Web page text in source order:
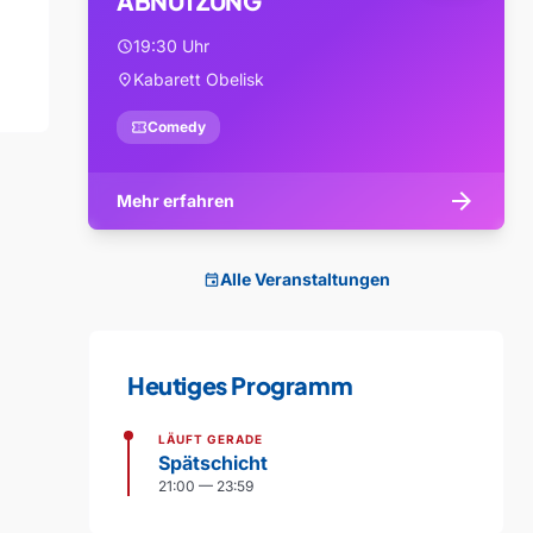
schedule19:30 Uhr
location_onKabarett Obelisk
confirmation_numberComedy
Mehr erfahren arrow_forward
eventAlle Veranstaltungen
Heutiges Programm
LÄUFT GERADE
Spätschicht
21:00 — 23:59